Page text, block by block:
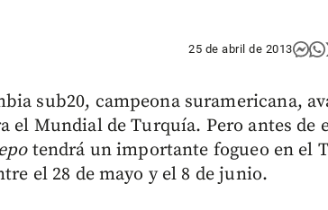
25 de abril de 2013
sub20, campeona suramericana,
el Mundial de Turquía. Pero antes de
tendrá un importante fogueo en el
el 28 de mayo y el 8 de junio.